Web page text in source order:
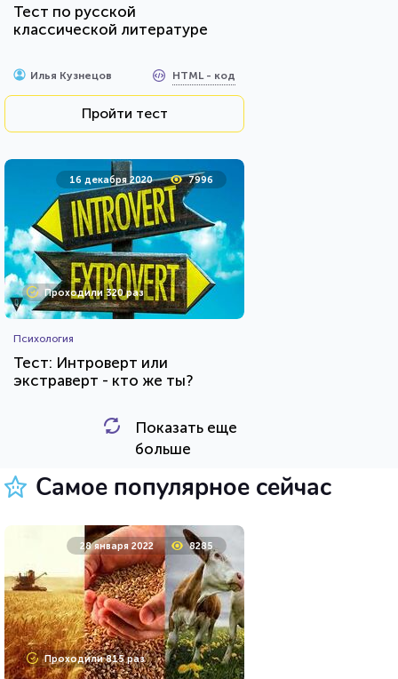
Тест по русской
классической литературе
Илья Кузнецов HTML - код
Пройти тест
16 декабря 2020 7996
Проходили 320 раз
Психология
Тест: Интроверт или
экстраверт - кто же ты?
HTML - код
11 мая 2020 36723
Проходили 9897 раз
Показать еще
больше
Самое популярное сейчас
28 января 2022 8285
Проходили 815 раз